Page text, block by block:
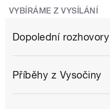
VYBÍRÁME Z VYSÍLÁNÍ
Dopolední rozhovory
Příběhy z Vysočiny